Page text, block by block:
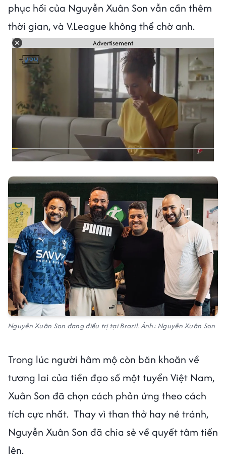
phục hồi của Nguyễn Xuân Son vẫn cần thêm
thời gian, và V.League không thể chờ anh.
Advertisement
Nguyễn Xuân Son đang điều trị tại Brazil. Ảnh: Nguyễn Xuân Son
Trong lúc người hâm mộ còn băn khoăn về
tương lai của tiền đạo số một tuyển Việt Nam,
Xuân Son đã chọn cách phản ứng theo cách
tích cực nhất. Thay vì than thở hay né tránh,
Nguyễn Xuân Son đã chia sẻ về quyết tâm tiến
lên.